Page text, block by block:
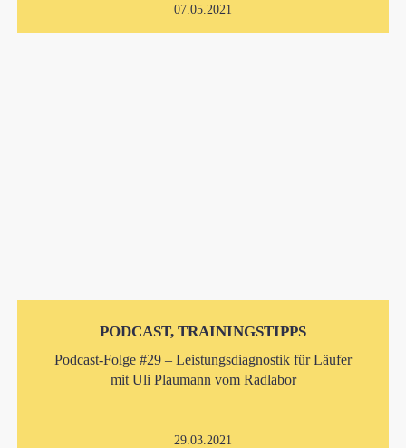
07.05.2021
PODCAST, TRAININGSTIPPS
Podcast-Folge #29 – Leistungsdiagnostik für Läufer
mit Uli Plaumann vom Radlabor
29.03.2021